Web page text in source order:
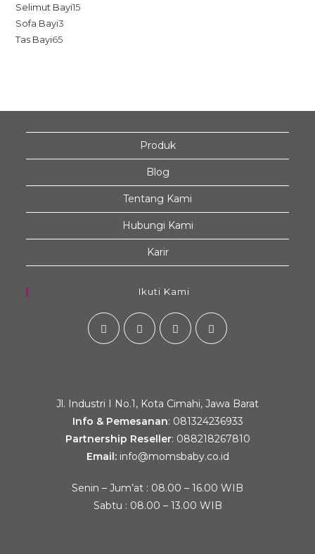
Selimut Bayi15
Sofa Bayi3
Tas Bayi65
Produk
Blog
Tentang Kami
Hubungi Kami
Karir
Ikuti Kami
Jl. Industri I No.1, Kota Cimahi, Jawa Barat
Info & Pemesanan: 081324236933
Partnership Reseller: 088218267810
Email: info@momsbaby.co.id
Senin – Jum’at : 08.00 – 16.00 WIB
Sabtu : 08.00 – 13.00 WIB